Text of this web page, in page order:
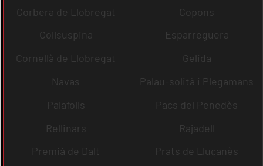
Corbera de Llobregat
Copons
Collsuspina
Esparreguera
Cornellà de Llobregat
Gelida
Navas
Palau-solità i Plegamans
Palafolls
Pacs del Penedès
Rellinars
Rajadell
Premià de Dalt
Prats de Lluçanès